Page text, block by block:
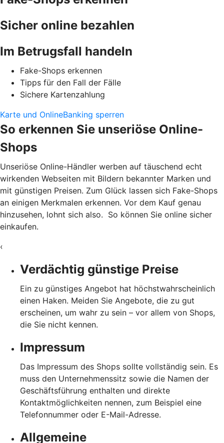
Sicher online bezahlen
Im Betrugsfall handeln
Fake-Shops erkennen
Tipps für den Fall der Fälle
Sichere Kartenzahlung
Karte und OnlineBanking sperren
So erkennen Sie unseriöse Online-
Shops
Unseriöse Online-Händler werben auf täuschend echt
wirkenden Webseiten mit Bildern bekannter Marken und
mit günstigen Preisen. Zum Glück lassen sich Fake-Shops
an einigen Merkmalen erkennen. Vor dem Kauf genau
hinzusehen, lohnt sich also. So können Sie online sicher
einkaufen.
‹
Verdächtig günstige Preise
Ein zu günstiges Angebot hat höchstwahrscheinlich
einen Haken. Meiden Sie Angebote, die zu gut
erscheinen, um wahr zu sein – vor allem von Shops,
die Sie nicht kennen.
Impressum
Das Impressum des Shops sollte vollständig sein. Es
muss den Unternehmenssitz sowie die Namen der
Geschäftsführung enthalten und direkte
Kontaktmöglichkeiten nennen, zum Beispiel eine
Telefonnummer oder E-Mail-Adresse.
Allgemeine